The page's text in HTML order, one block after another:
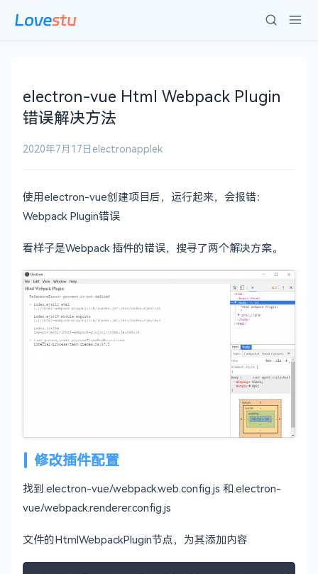
electron-vue Html Webpack Plugin
错误解决方法
2020年7月17日 electronapplek
使用electron-vue创建项目后，运行起来，会报错：
Webpack Plugin错误
看样子是Webpack 插件的错误，搜寻了两个解决方案。
修改插件配置
找到.electron-vue/webpack.web.config.js 和.electron-
vue/webpack.renderer.config.js
文件的HtmlWebpackPlugin节点，为其添加内容